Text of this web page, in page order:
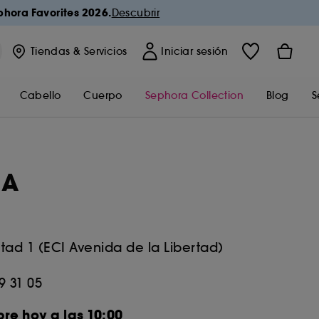
Favorites 2026.Descubrir
Tiendas & Servicios Iniciar sesión
Cabello Cuerpo Sephora Collection Blog
1 (ECI Avenida de la Libertad)
31 05
hoy a las 10:00